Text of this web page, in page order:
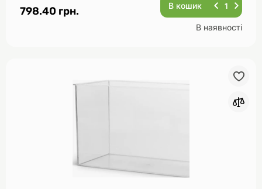
798.40 грн. В кошик
В наявності